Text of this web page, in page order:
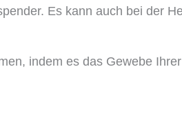
Es kann auch bei der
indem es das Gewebe